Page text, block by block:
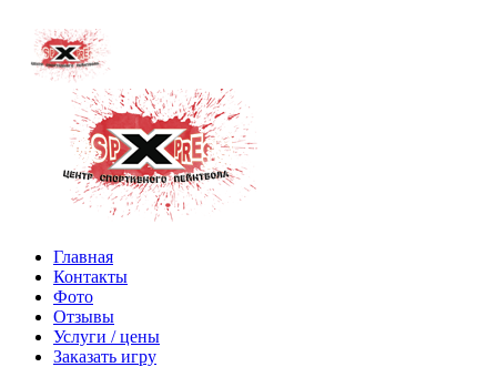
Главная
Контакты
Фото
Отзывы
Услуги / цены
Заказать игру